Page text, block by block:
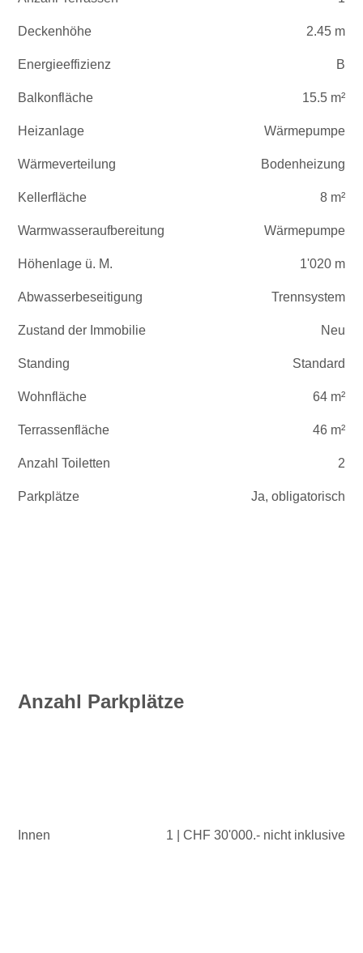
Deckenhöhe 2.45 m
Energieeffizienz B
Balkonfläche 15.5 m²
Heizanlage Wärmepumpe
Wärmeverteilung Bodenheizung
Kellerfläche 8 m²
Warmwasseraufbereitung Wärmepumpe
Höhenlage ü. M. 1'020 m
Abwasserbeseitigung Trennsystem
Zustand der Immobilie Neu
Standing Standard
Wohnfläche 64 m²
Terrassenfläche 46 m²
Anzahl Toiletten 2
Parkplätze Ja, obligatorisch
Anzahl Parkplätze
Innen 1 | CHF 30'000.- nicht inklusive